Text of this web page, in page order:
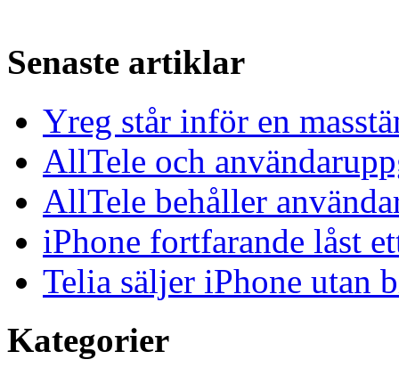
Senaste artiklar
Yreg står inför en
AllTele och
AllTele behåller
iPhone fortfarande låst
Telia säljer iPhone utan
Kategorier